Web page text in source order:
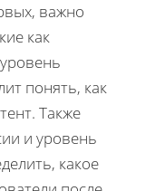
важно
как
понять, как
Также
и уровень
какое